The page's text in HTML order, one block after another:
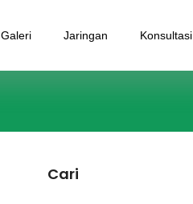
Galeri Jaringan Konsultasi
Cari